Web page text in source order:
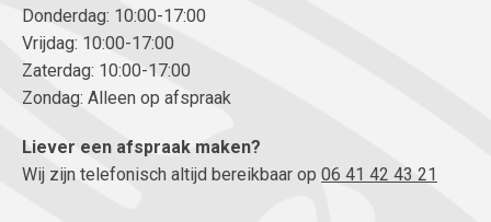
Donderdag: 10:00-17:00
Vrijdag: 10:00-17:00
Zaterdag: 10:00-17:00
Zondag: Alleen op afspraak
Liever een afspraak maken?
Wij zijn telefonisch altijd bereikbaar op 06 41 42 43 21